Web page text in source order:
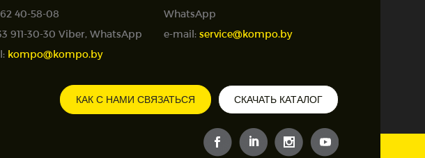
40-58-08
911-30-30 Viber, WhatsApp
kompo@kompo.by
WhatsApp
e-mail: service@kompo.by
КАК С НАМИ СВЯЗАТЬСЯ СКАЧАТЬ КАТАЛОГ